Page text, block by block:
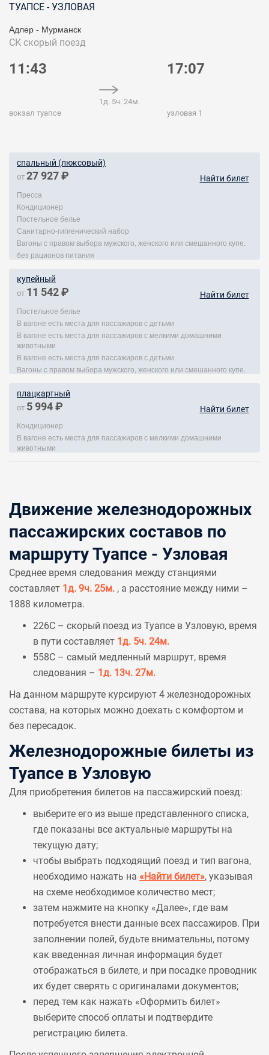
ТУАПСЕ - УЗЛОВАЯ
Адлер - Мурманск
СК скорый поезд
11:43
вокзал туапсе
1д. 5ч. 24м.
17:07
узловая 1
спальный (люксовый)
от 27 927 ₽ Найти билет
Пресса
Кондиционер
Постельное белье
Санитарно-гигиенический набор
Вагоны с правом выбора мужского, женского или смешанного купе.
без рационов питания
купейный
от 11 542 ₽ Найти билет
Постельное белье
В вагоне есть места для пассажиров с детьми
В вагоне есть места для пассажиров с мелкими домашними
животными
В вагоне есть места для пассажиров с детьми
Вагоны с правом выбора мужского, женского или смешанного купе.
плацкартный
от 5 994 ₽ Найти билет
Кондиционер
В вагоне есть места для пассажиров с мелкими домашними
животными
Движение железнодорожных
пассажирских составов по
маршруту Туапсе - Узловая
Среднее время следования между станциями
составляет 1д. 9ч. 25м. , а расстояние между ними –
1888 километра.
226С – скорый поезд из Туапсе в Узловую, время
в пути составляет 1д. 5ч. 24м.
558С – самый медленный маршрут, время
следования – 1д. 13ч. 27м.
На данном маршруте курсируют 4 железнодорожных
состава, на которых можно доехать с комфортом и
без пересадок.
Железнодорожные билеты из
Туапсе в Узловую
Для приобретения билетов на пассажирский поезд:
выберите его из выше представленного списка,
где показаны все актуальные маршруты на
текущую дату;
чтобы выбрать подходящий поезд и тип вагона,
необходимо нажать на «Найти билет», указывая
на схеме необходимое количество мест;
затем нажмите на кнопку «Далее», где вам
потребуется внести данные всех пассажиров. При
заполнении полей, будьте внимательны, потому
как введенная личная информация будет
отображаться в билете, и при посадке проводник
их будет сверять с оригиналами документов;
перед тем как нажать «Оформить билет»
выберите способ оплаты и подтвердите
регистрацию билета.